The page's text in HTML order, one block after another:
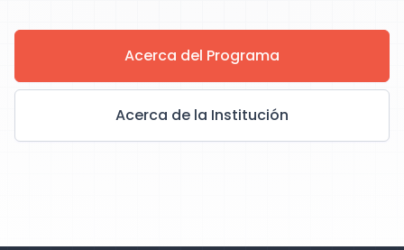
Acerca del Programa
Acerca de la Institución